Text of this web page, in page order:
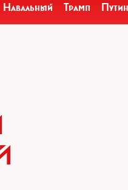
Навальный Трамп Путин